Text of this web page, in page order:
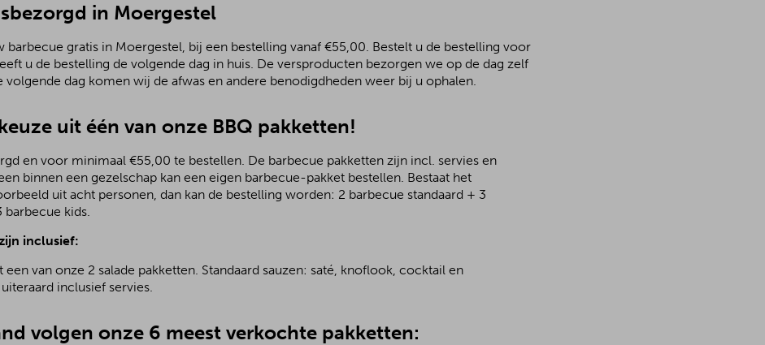
in Moergestel
barbecue gratis in Moergestel, bij een bestelling vanaf €55,00. Bestelt u de bestelling voor
u de bestelling de volgende dag in huis. De versproducten bezorgen we op de dag zelf
volgende dag komen wij de afwas en andere benodigdheden weer bij u ophalen.
uit één van onze BBQ pakketten!
en voor minimaal €55,00 te bestellen. De barbecue pakketten zijn incl. servies en
binnen een gezelschap kan een eigen barbecue-pakket bestellen. Bestaat het
uit acht personen, dan kan de bestelling worden: 2 barbecue standaard + 3
barbecue kids.
inclusief:
een van onze 2 salade pakketten. Standaard sauzen: saté, knoflook, cocktail en
inclusief servies.
volgen onze 6 meest verkochte pakketten: